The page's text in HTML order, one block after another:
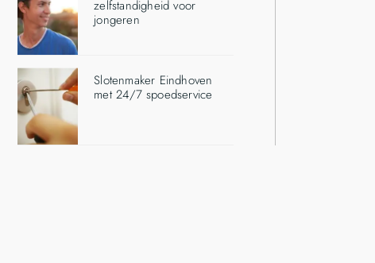
zelfstandigheid voor
jongeren
Slotenmaker Eindhoven
met 24/7 spoedservice